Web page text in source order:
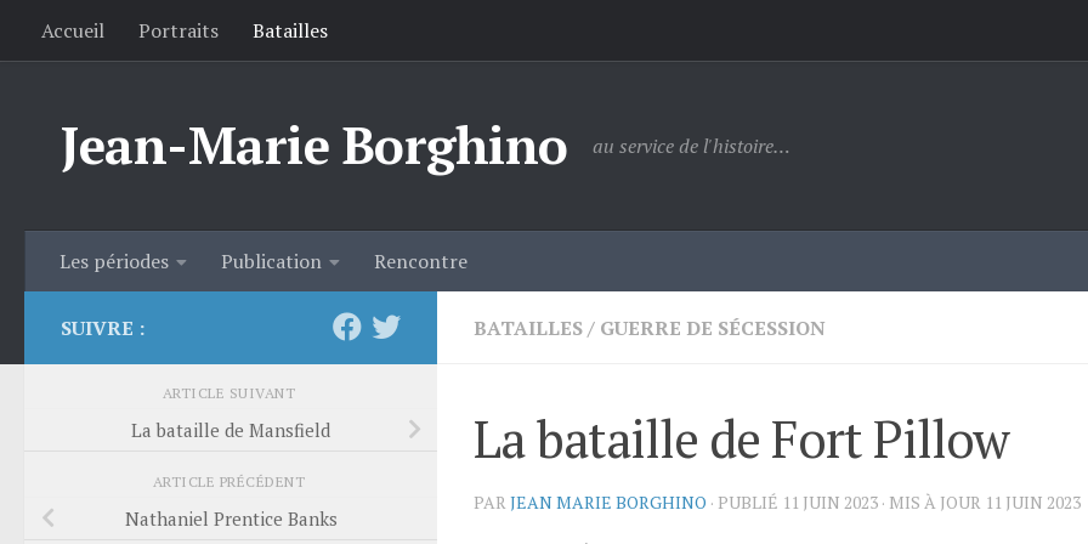
Skip to content
Accueil Portraits Batailles
Jean-Marie Borghino au service de l'histoire…
Les périodes Publication Rencontre
BATAILLES/ GUERRE DE SÉCESSION
La bataille de Fort Pillow
PAR JEAN MARIE BORGHINO · PUBLIÉ 11 JUIN 2023 · MIS À JOUR 11 JUIN 2023
SUIVRE :
ARTICLE SUIVANT
La bataille de Mansfield
ARTICLE PRÉCÉDENT
Nathaniel Prentice Banks